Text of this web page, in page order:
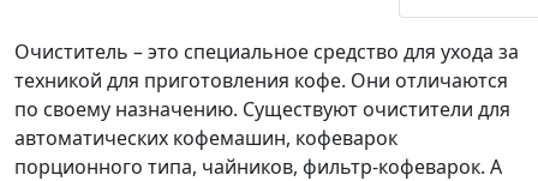
Очиститель – это специальное средство для ухода за
техникой для приготовления кофе. Они отличаются
по своему назначению. Существуют очистители для
автоматических кофемашин, кофеварок
порционного типа, чайников, фильтр-кофеварок. А